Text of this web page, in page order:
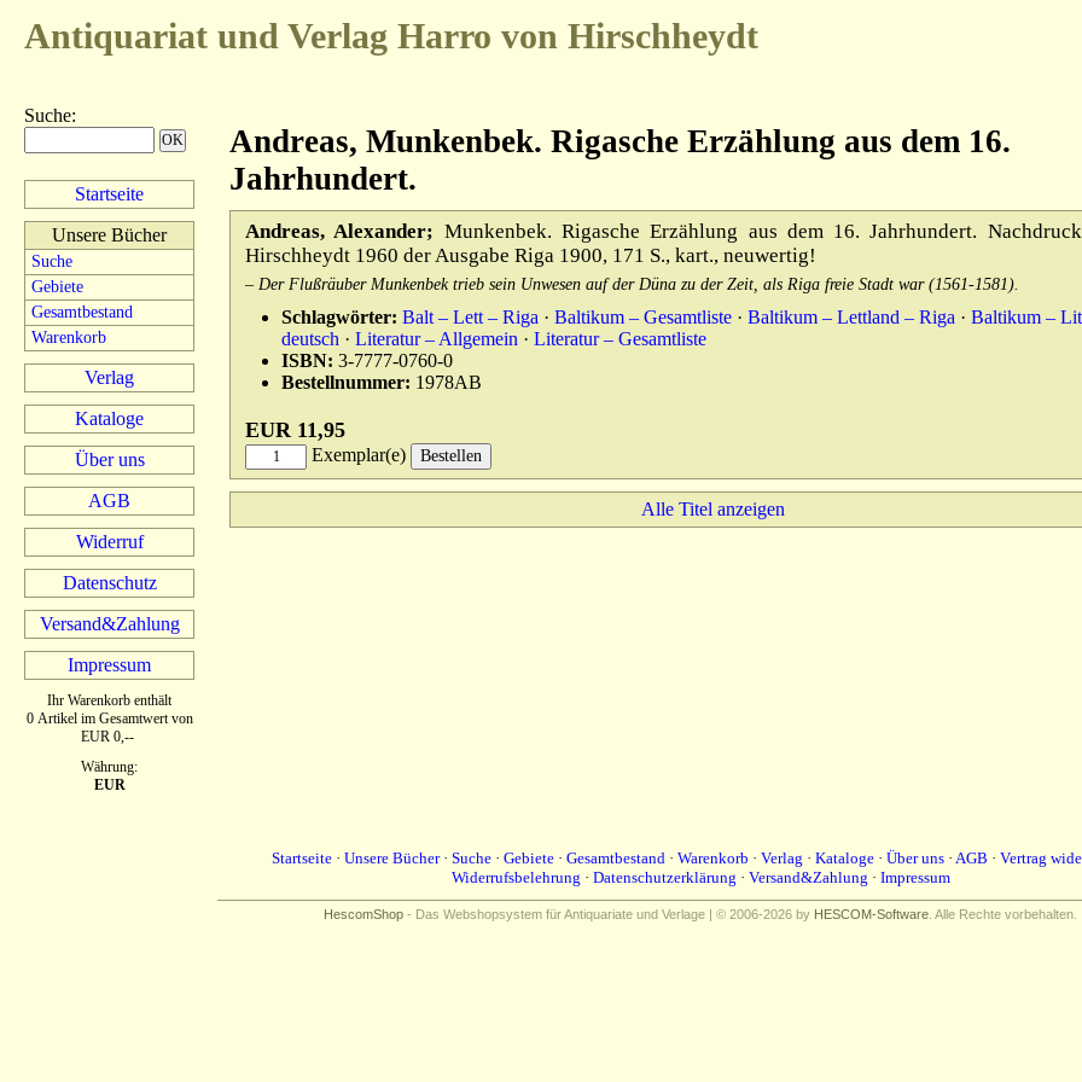
Antiquariat und Verlag Harro von Hirschheydt
Suche:
Startseite
Unsere Bücher
Suche
Gebiete
Gesamtbestand
Warenkorb
Verlag
Kataloge
Über uns
AGB
Widerruf
Datenschutz
Versand&Zahlung
Impressum
Ihr Warenkorb enthält
0 Artikel im Gesamtwert von
EUR 0,--
Währung:
EUR
Andreas, Munkenbek. Rigasche Erzählung aus dem 16.
Jahrhundert.
Andreas, Alexander; Munkenbek. Rigasche Erzählung aus dem 16. Jahrhundert.
Hirschheydt 1960 der Ausgabe Riga 1900, 171 S., kart., neuwertig!
– Der Flußräuber Munkenbek trieb sein Unwesen auf der Düna zu der Zeit, als Riga freie Stadt war (1561-1581).
Schlagwörter: Balt – Lett – Riga · Baltikum – Gesamtliste · Baltikum – Lettland – Riga · Baltikum –
deutsch · Literatur – Allgemein · Literatur – Gesamtliste
ISBN: 3-7777-0760-0
Bestellnummer: 1978AB
EUR 11,95
Exemplar(e)
Alle Titel anzeigen
Startseite · Unsere Bücher· Suche · Gebiete · Gesamtbestand · Warenkorb · Verlag · Kataloge · Über uns · AGB · Vertrag
Widerrufsbelehrung · Datenschutzerklärung · Versand&Zahlung · Impressum
HescomShop - Das Webshopsystem für Antiquariate und Verlage | © 2006-2026 by HESCOM-Software . Alle Rechte vorbehalten.